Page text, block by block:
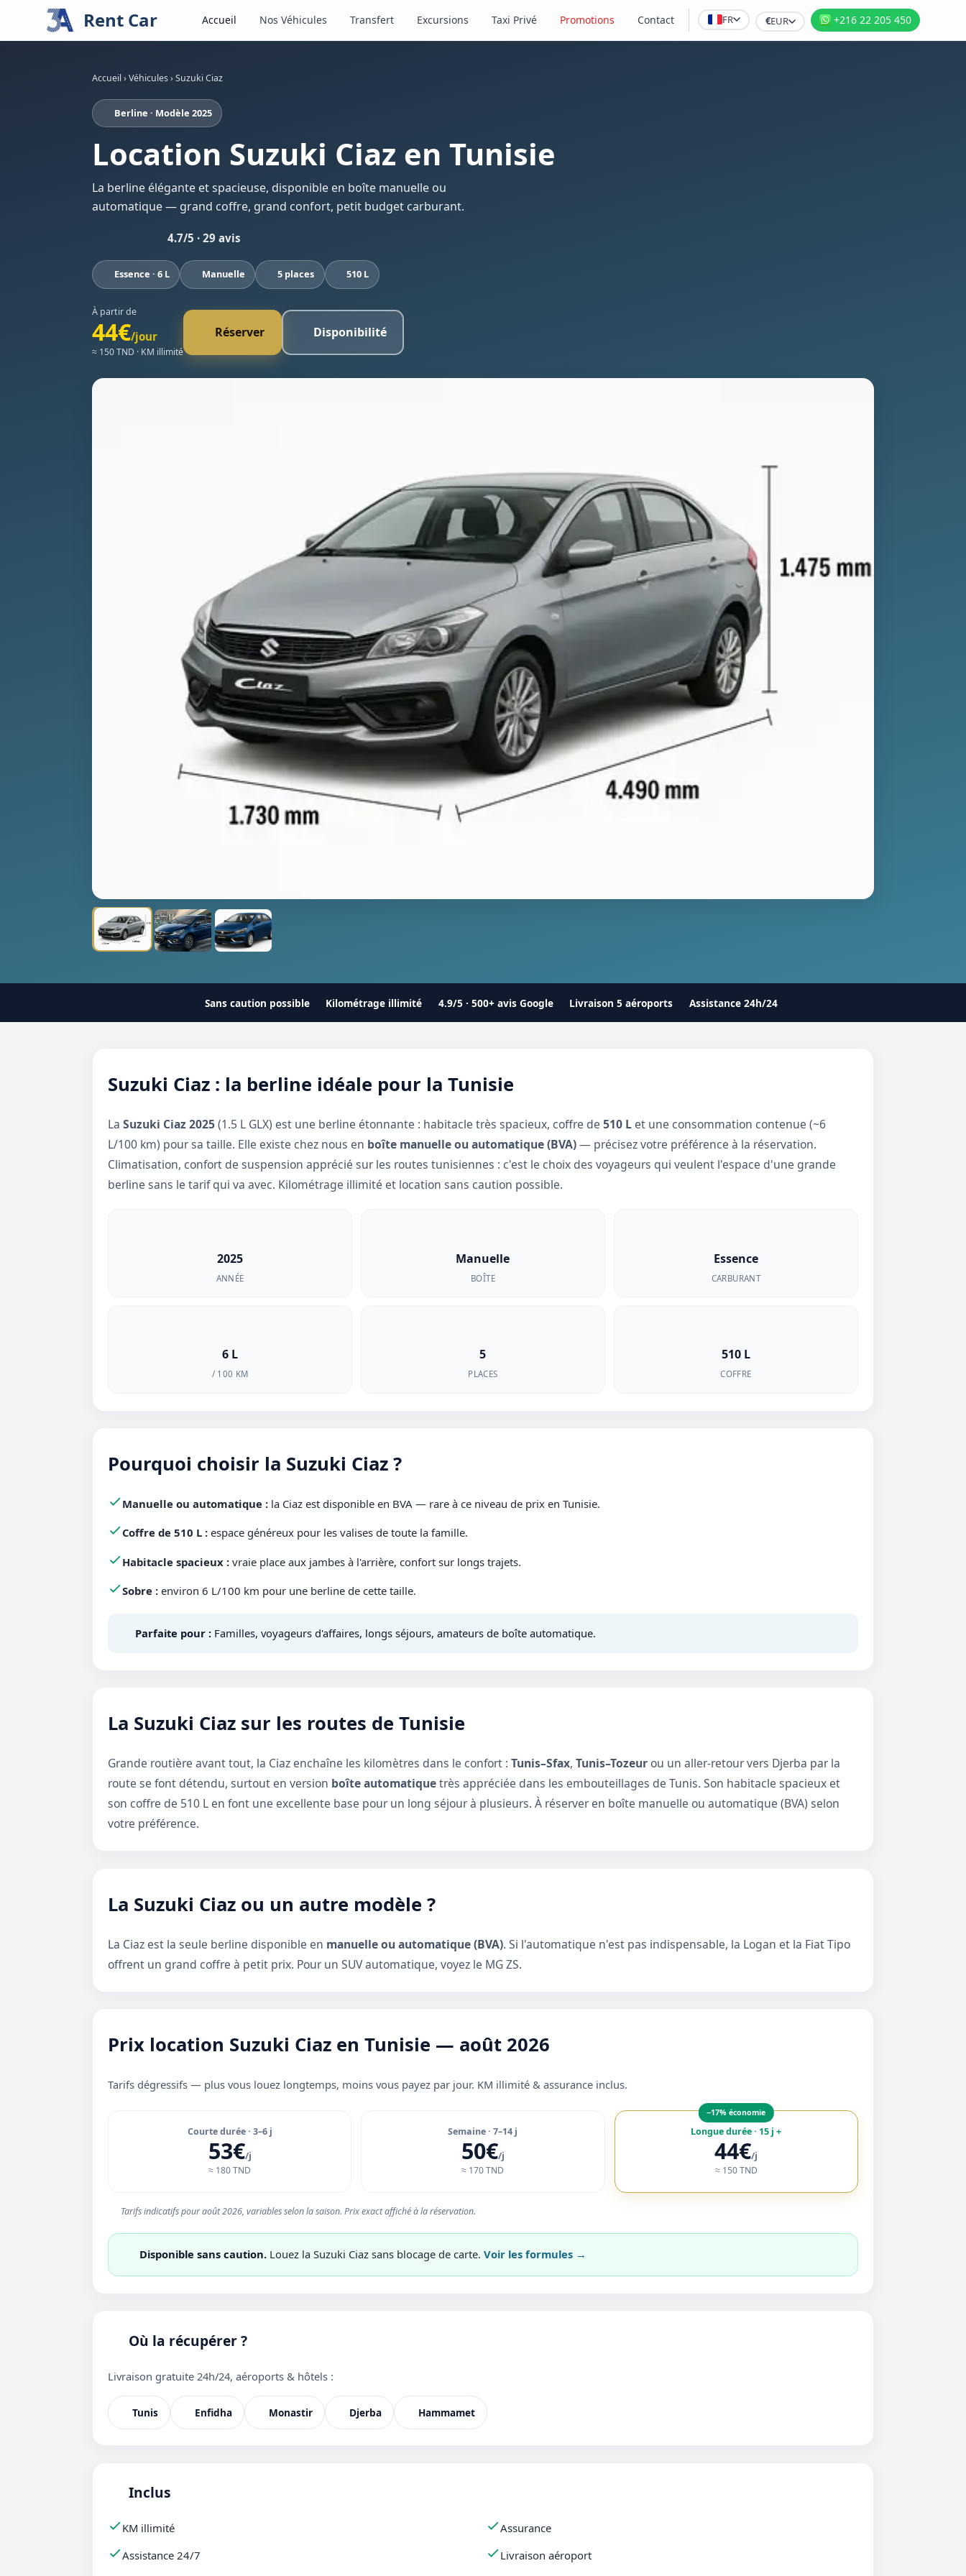
Rent Car Accueil Nos Véhicules Transfert Excursions Taxi Privé Promotions Contact FR €EUR +216 22 205 450
Accueil›Véhicules›Suzuki Ciaz
Berline · Modèle 2025
Location Suzuki Ciaz en Tunisie
La berline élégante et spacieuse, disponible en boîte manuelle ou
automatique — grand coffre, grand confort, petit budget carburant.
4.7/5 · 29 avis
Essence · 6 L Manuelle 5 places 510 L
À partir de
44€/jour
≈ 150 TND · KM illimité
Réserver Disponibilité
Sans caution possible Kilométrage illimité 4.9/5 · 500+ avis Google Livraison 5 aéroports Assistance 24h/24
Suzuki Ciaz : la berline idéale pour la Tunisie
La Suzuki Ciaz 2025(1.5 L GLX) est une berline étonnante : habitacle très spacieux, coffre de 510 Let une consommation contenue (~6
L/100 km) pour sa taille. Elle existe chez nous en boîte manuelle ou automatique (BVA)— précisez votre préférence à la réservation.
Climatisation, confort de suspension apprécié sur les routes tunisiennes : c'est le choix des voyageurs qui veulent l'espace d'une grande
berline sans le tarif qui va avec. Kilométrage illimité et location sans caution possible.
2025
ANNÉE
Manuelle
BOÎTE
Essence
CARBURANT
6 L
/ 100 KM
5
PLACES
510 L
COFFRE
Pourquoi choisir la Suzuki Ciaz ?
Manuelle ou automatique :la Ciaz est disponible en BVA — rare à ce niveau de prix en Tunisie.
Coffre de 510 L :espace généreux pour les valises de toute la famille.
Habitacle spacieux :vraie place aux jambes à l'arrière, confort sur longs trajets.
Sobre :environ 6 L/100 km pour une berline de cette taille.
Parfaite pour : Familles, voyageurs d'affaires, longs séjours, amateurs de boîte automatique.
La Suzuki Ciaz sur les routes de Tunisie
Grande routière avant tout, la Ciaz enchaîne les kilomètres dans le confort : Tunis–Sfax, Tunis–Tozeurou un aller-retour vers Djerba par la
route se font détendu, surtout en version boîte automatiquetrès appréciée dans les embouteillages de Tunis. Son habitacle spacieux et
son coffre de 510 L en font une excellente base pour un long séjour à plusieurs. À réserver en boîte manuelle ou automatique (BVA) selon
votre préférence.
La Suzuki Ciaz ou un autre modèle ?
La Ciaz est la seule berline disponible en manuelle ou automatique (BVA). Si l'automatique n'est pas indispensable, la Logan et la Fiat Tipo
offrent un grand coffre à petit prix. Pour un SUV automatique, voyez le MG ZS.
Prix location Suzuki Ciaz en Tunisie — août 2026
Tarifs dégressifs — plus vous louez longtemps, moins vous payez par jour. KM illimité & assurance inclus.
Courte durée · 3–6 j
53€/j
≈ 180 TND
Semaine · 7–14 j
50€/j
≈ 170 TND
−17% économie
Longue durée · 15 j +
44€/j
≈ 150 TND
Tarifs indicatifs pour août 2026, variables selon la saison. Prix exact affiché à la réservation.
Disponible sans caution. Louez la Suzuki Ciaz sans blocage de carte.Voir les formules →
Où la récupérer ?
Livraison gratuite 24h/24, aéroports & hôtels :
Tunis Enfidha Monastir Djerba Hammamet
Inclus
KM illimité
Assurance
Assistance 24/7
Livraison aéroport